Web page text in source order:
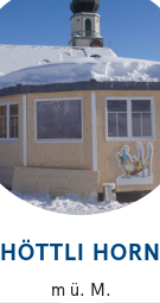
HÖTTLI HORN
m ü. M.